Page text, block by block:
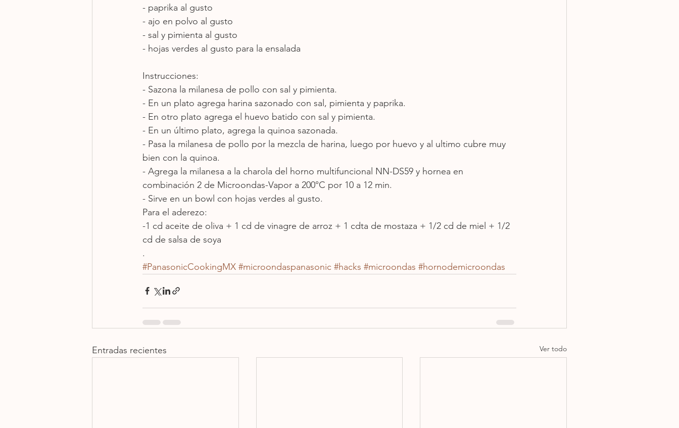
- paprika al gusto
- ajo en polvo al gusto
- sal y pimienta al gusto
- hojas verdes al gusto para la ensalada
Instrucciones:
- Sazona la milanesa de pollo con sal y pimienta.
- En un plato agrega harina sazonado con sal, pimienta y paprika.
- En otro plato agrega el huevo batido con sal y pimienta.
- En un último plato, agrega la quinoa sazonada.
- Pasa la milanesa de pollo por la mezcla de harina, luego por huevo y al ultimo cubre muy
bien con la quinoa.
- Agrega la milanesa a la charola del horno multifuncional NN-DS59 y hornea en
combinación 2 de Microondas-Vapor a 200°C por 10 a 12 min.
- Sirve en un bowl con hojas verdes al gusto.
Para el aderezo:
-1 cd aceite de oliva + 1 cd de vinagre de arroz + 1 cdta de mostaza + 1/2 cd de miel + 1/2
cd de salsa de soya
.
#PanasonicCookingMX #microondaspanasonic #hacks #microondas #hornodemicroondas
Entradas recientes Ver todo